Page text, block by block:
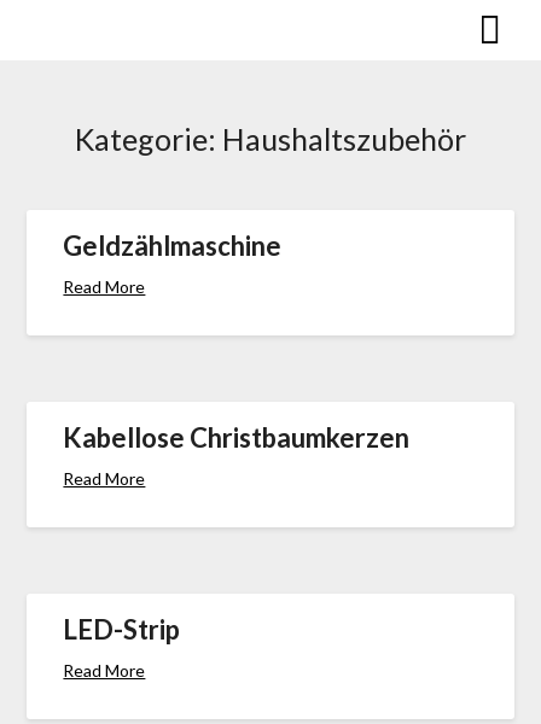
Kategorie: Haus­halts­zu­behör
Geldzählmaschine
Read More
Kabellose Christbaumkerzen
Read More
LED-Strip
Read More